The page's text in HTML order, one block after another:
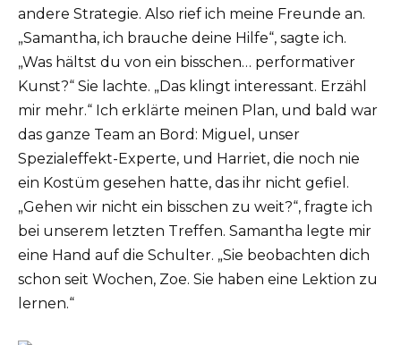
andere Strategie. Also rief ich meine Freunde an.
„Samantha, ich brauche deine Hilfe“, sagte ich.
„Was hältst du von ein bisschen… performativer
Kunst?“ Sie lachte. „Das klingt interessant. Erzähl
mir mehr.“ Ich erklärte meinen Plan, und bald war
das ganze Team an Bord: Miguel, unser
Spezialeffekt-Experte, und Harriet, die noch nie
ein Kostüm gesehen hatte, das ihr nicht gefiel.
„Gehen wir nicht ein bisschen zu weit?“, fragte ich
bei unserem letzten Treffen. Samantha legte mir
eine Hand auf die Schulter. „Sie beobachten dich
schon seit Wochen, Zoe. Sie haben eine Lektion zu
lernen.“